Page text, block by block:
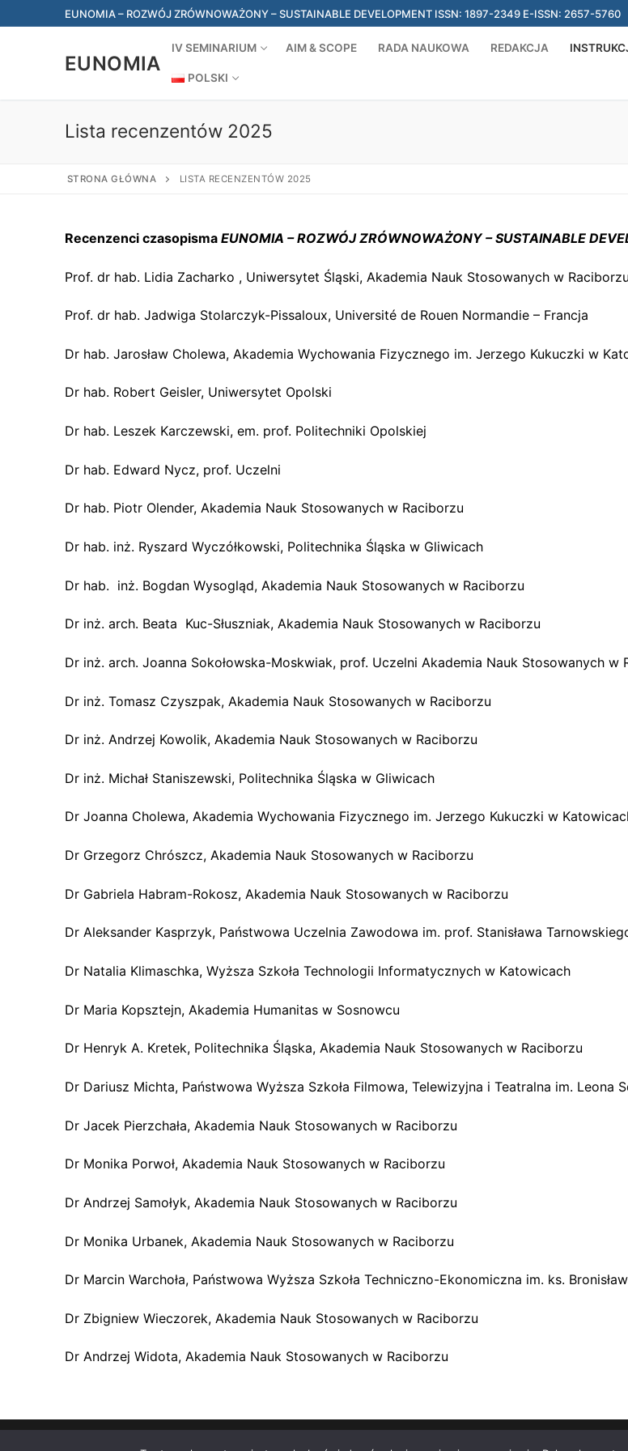
do
EUNOMIA – ROZWÓJ ZRÓWNOWAŻONY – SUSTAINABLE DEVELOPMENT ISSN: 1897-2349 E-ISSN: 2657-5760
EUNOMIA
IV SEMINARIUM AIM & SCOPE RADA NAUKOWA REDAKCJA
POLSKI
Lista recenzentów 2025
STRONA GŁÓWNA LISTA RECENZENTÓW 2025
Recenzenci czasopisma EUNOMIA – ROZWÓJ ZRÓWNOWAŻONY – SUSTAINABLE
Prof. dr hab. Lidia Zacharko , Uniwersytet Śląski, Akademia Nauk Stosowanych w Raciborzu
Prof. dr hab. Jadwiga Stolarczyk-Pissaloux, Université de Rouen Normandie – Francja
Dr hab. Jarosław Cholewa, Akademia Wychowania Fizycznego im. Jerzego Kukuczki w
Dr hab. Robert Geisler, Uniwersytet Opolski
Dr hab. Leszek Karczewski, em. prof. Politechniki Opolskiej
Dr hab. Edward Nycz, prof. Uczelni
Dr hab. Piotr Olender, Akademia Nauk Stosowanych w Raciborzu
Dr hab. inż. Ryszard Wyczółkowski, Politechnika Śląska w Gliwicach
Dr hab. inż. Bogdan Wysogląd, Akademia Nauk Stosowanych w Raciborzu
Dr inż. arch. Beata Kuc-Słuszniak, Akademia Nauk Stosowanych w Raciborzu
Dr inż. arch. Joanna Sokołowska-Moskwiak, prof. Uczelni Akademia Nauk Stosowanych w
Dr inż. Tomasz Czyszpak, Akademia Nauk Stosowanych w Raciborzu
Dr inż. Andrzej Kowolik, Akademia Nauk Stosowanych w Raciborzu
Dr inż. Michał Staniszewski, Politechnika Śląska w Gliwicach
Dr Joanna Cholewa, Akademia Wychowania Fizycznego im. Jerzego Kukuczki w
Dr Grzegorz Chrószcz, Akademia Nauk Stosowanych w Raciborzu
Dr Gabriela Habram-Rokosz, Akademia Nauk Stosowanych w Raciborzu
Dr Aleksander Kasprzyk, Państwowa Uczelnia Zawodowa im. prof. Stanisława
Dr Natalia Klimaschka, Wyższa Szkoła Technologii Informatycznych w Katowicach
Dr Maria Kopsztejn, Akademia Humanitas w Sosnowcu
Dr Henryk A. Kretek, Politechnika Śląska, Akademia Nauk Stosowanych w Raciborzu
Dr Dariusz Michta, Państwowa Wyższa Szkoła Filmowa, Telewizyjna i Teatralna im. Leona
Dr Jacek Pierzchała, Akademia Nauk Stosowanych w Raciborzu
Dr Monika Porwoł, Akademia Nauk Stosowanych w Raciborzu
Dr Andrzej Samołyk, Akademia Nauk Stosowanych w Raciborzu
Dr Monika Urbanek, Akademia Nauk Stosowanych w Raciborzu
Dr Marcin Warchoła, Państwowa Wyższa Szkoła Techniczno-Ekonomiczna im. ks.
Dr Zbigniew Wieczorek, Akademia Nauk Stosowanych w Raciborzu
Dr Andrzej Widota, Akademia Nauk Stosowanych w Raciborzu
Prawa autorskie © 2026 Eunomia – Wspierany przez Customify